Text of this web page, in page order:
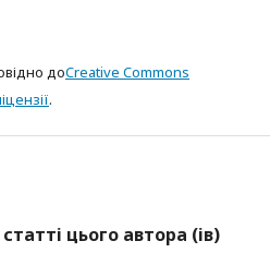
доCreative Commons
.
цього автора (ів)